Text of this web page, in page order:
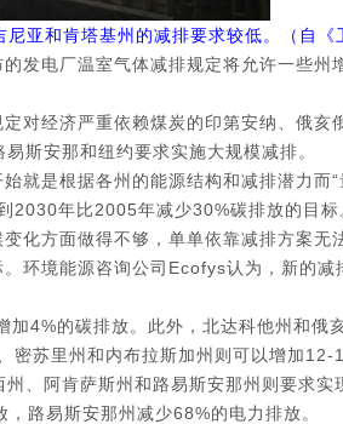
亚和肯塔基州的减排要求较低。（自《
发电厂温室气体减排规定将允许一些州
对经济严重依赖煤炭的印第安纳、俄亥
斯安那和纽约要求实施大规模减排。
就是根据各州的能源结构和减排潜力而“
2030年比2005年减少30%碳排放的目标
化方面做得不够，单单依靠减排方案无
环境能源咨询公司Ecofys认为，新的减
4%的碳排放。此外，北达科他州和俄
密苏里州和内布拉斯加州则可以增加12-
、阿肯萨斯州和路易斯安那州则要求实
路易斯安那州减少68%的电力排放。